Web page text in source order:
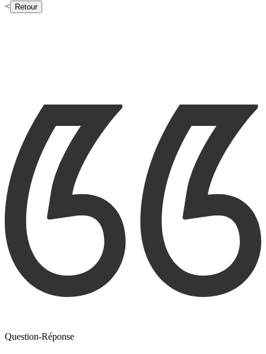
<
Retour
Question-Réponse